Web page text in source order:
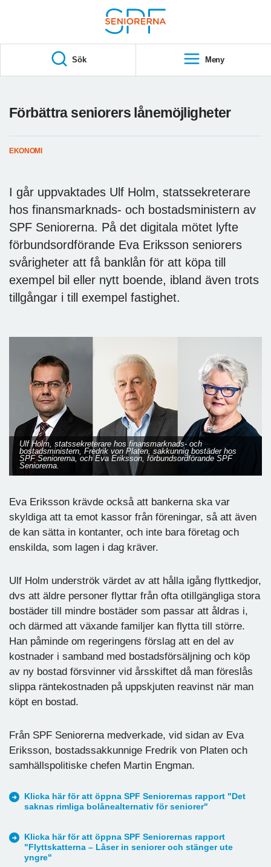
S
A
Sök Meny
Förbättra seniorers lånemöjligheter
EKONOMI
I går uppvaktades Ulf Holm, statssekreterare
hos finansmarknads- och bostadsministern av
SPF Seniorerna. På det digitala mötet lyfte
förbundsordförande Eva Eriksson seniorers
svårigheter att få banklån för att köpa till
exempel bil eller nytt boende, ibland även trots
tillgångar i till exempel fastighet.
Ulf Holm, statssekreterare hos finansmarknads- och
bostadsministern, Fredrik von Platen, sakkunnig bostäder hos
SPF Seniorerna, och Eva Eriksson, förbundsordförande SPF
Seniorerna.
Eva Eriksson krävde också att bankerna ska var
skyldiga att ta emot kassor från föreningar, så att även
de kan sätta in kontanter, och inte bara företag och
enskilda, som lagen i dag kräver.
Ulf Holm underströk värdet av att hålla igång flyttkedjor,
dvs att äldre personer flyttar från ofta otillgängliga stora
bostäder till mindre bostäder som passar att åldras i,
och därmed att växande familjer kan flytta till större.
Han påminde om regeringens förslag att en del av
kostnader i samband med bostadsförsäljning och köp
av ny bostad försvinner vid årsskiftet då man föreslås
slippa räntekostnaden på uppskjuten reavinst när man
köpt en bostad.
Från SPF Seniorerna medverkade, vid sidan av Eva
Eriksson, bostadssakkunnige Fredrik von Platen och
samhällspolitiske chefen Martin Engman.
Klicka här för att öppna SPF Seniorernas rapport "Det
saknas rimliga bolånealternativ för seniorer"
Klicka här för att öppna SPF Seniorernas rapport
"Flyttskatterna – Låser in seniorer och stänger ute
yngre"